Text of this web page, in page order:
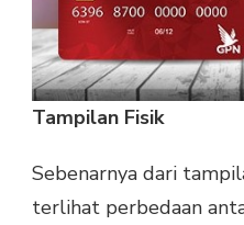
Tampilan Fisik
Sebenarnya dari
terlihat perbedaan